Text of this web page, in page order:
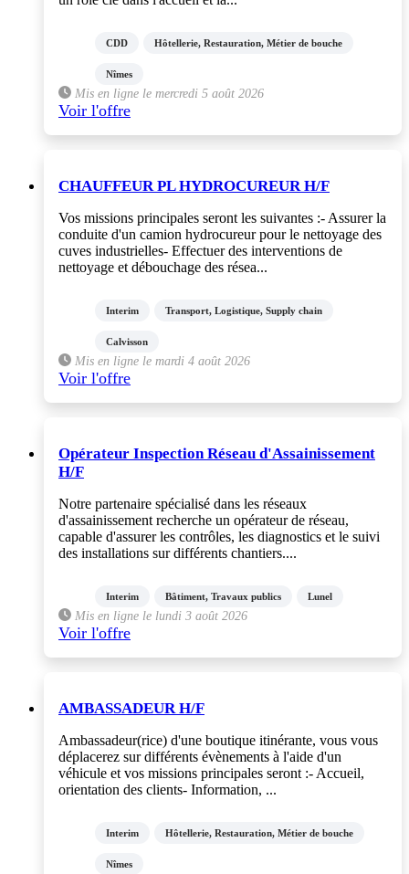
CDD Hôtellerie, Restauration, Métier de bouche
Nîmes
Mis en ligne le mercredi 5 août 2026
Voir l'offre
CHAUFFEUR PL HYDROCUREUR H/F
Vos missions principales seront les suivantes :- Assurer la
conduite d'un camion hydrocureur pour le nettoyage des
cuves industrielles- Effectuer des interventions de
nettoyage et débouchage des résea...
Interim Transport, Logistique, Supply chain
Calvisson
Mis en ligne le mardi 4 août 2026
Voir l'offre
Opérateur Inspection Réseau d'Assainissement
H/F
Notre partenaire spécialisé dans les réseaux
d'assainissement recherche un opérateur de réseau,
capable d'assurer les contrôles, les diagnostics et le suivi
des installations sur différents chantiers....
Interim Bâtiment, Travaux publics Lunel
Mis en ligne le lundi 3 août 2026
Voir l'offre
AMBASSADEUR H/F
Ambassadeur(rice) d'une boutique itinérante, vous vous
déplacerez sur différents évènements à l'aide d'un
véhicule et vos missions principales seront :- Accueil,
orientation des clients- Information, ...
Interim Hôtellerie, Restauration, Métier de bouche
Nîmes